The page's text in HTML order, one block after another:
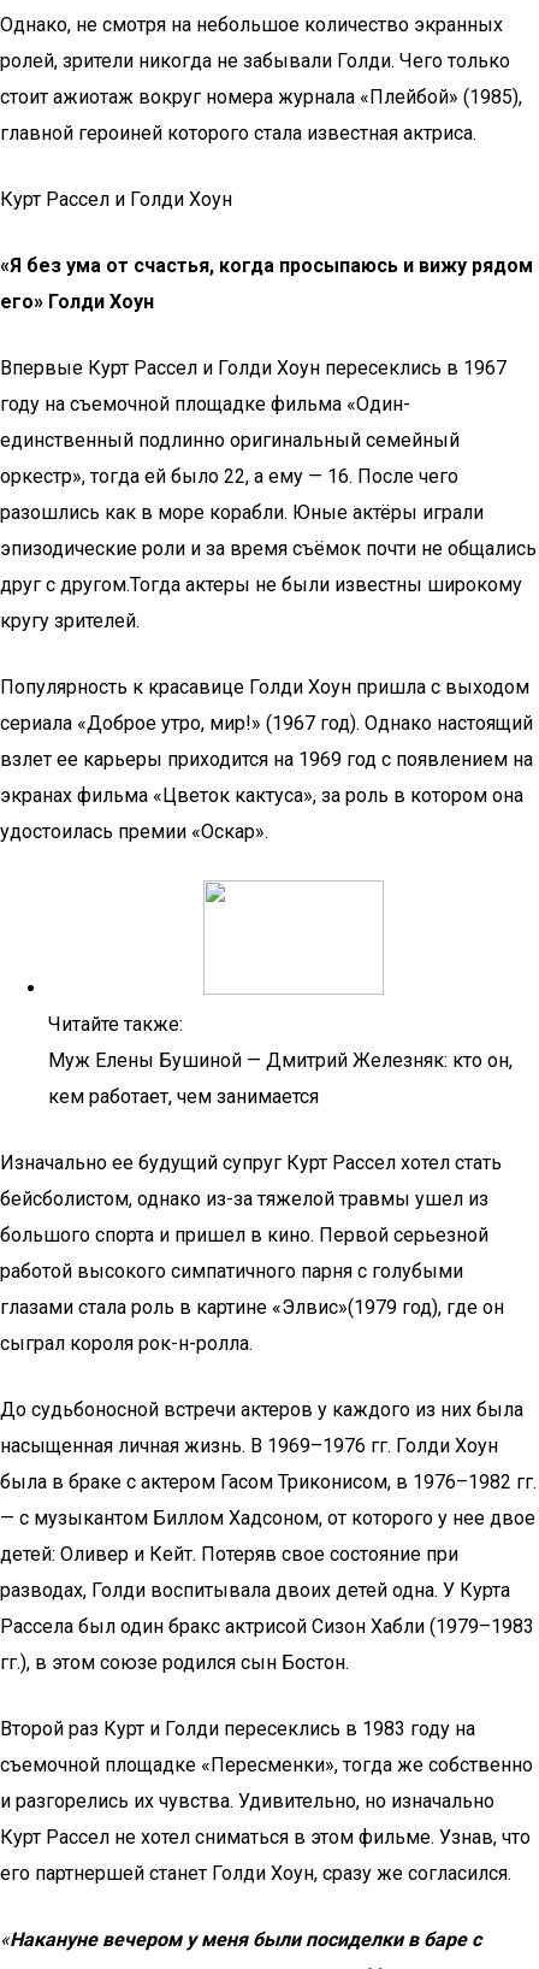
Однако, не смотря на небольшое количество экранных
ролей, зрители никогда не забывали Голди. Чего только
стоит ажиотаж вокруг номера журнала «Плейбой» (1985),
главной героиней которого стала известная актриса.
Курт Рассел и Голди Хоун
«Я без ума от счастья, когда просыпаюсь и вижу рядом
его» Голди Хоун
Впервые Курт Рассел и Голди Хоун пересеклись в 1967
году на съемочной площадке фильма «Один-
единственный подлинно оригинальный семейный
оркестр», тогда ей было 22, а ему — 16. После чего
разошлись как в море корабли. Юные актёры играли
эпизодические роли и за время съёмок почти не общались
друг с другом.Тогда актеры не были известны широкому
кругу зрителей.
Популярность к красавице Голди Хоун пришла с выходом
сериала «Доброе утро, мир!» (1967 год). Однако настоящий
взлет ее карьеры приходится на 1969 год с появлением на
экранах фильма «Цветок кактуса», за роль в котором она
удостоилась премии «Оскар».
Читайте также:
Муж Елены Бушиной — Дмитрий Железняк: кто он,
кем работает, чем занимается
Изначально ее будущий супруг Курт Рассел хотел стать
бейсболистом, однако из-за тяжелой травмы ушел из
большого спорта и пришел в кино. Первой серьезной
работой высокого симпатичного парня с голубыми
глазами стала роль в картине «Элвис»(1979 год), где он
сыграл короля рок-н-ролла.
До судьбоносной встречи актеров у каждого из них была
насыщенная личная жизнь. В 1969–1976 гг. Голди Хоун
была в браке с актером Гасом Триконисом, в 1976–1982 гг.
— с музыкантом Биллом Хадсоном, от которого у нее двое
детей: Оливер и Кейт. Потеряв свое состояние при
разводах, Голди воспитывала двоих детей одна. У Курта
Рассела был один бракс актрисой Сизон Хабли (1979–1983
гг.), в этом союзе родился сын Бостон.
Второй раз Курт и Голди пересеклись в 1983 году на
съемочной площадке «Пересменки», тогда же собственно
и разгорелись их чувства. Удивительно, но изначально
Курт Рассел не хотел сниматься в этом фильме. Узнав, что
его партнершей станет Голди Хоун, сразу же согласился.
«Накануне вечером у меня были посиделки в баре с